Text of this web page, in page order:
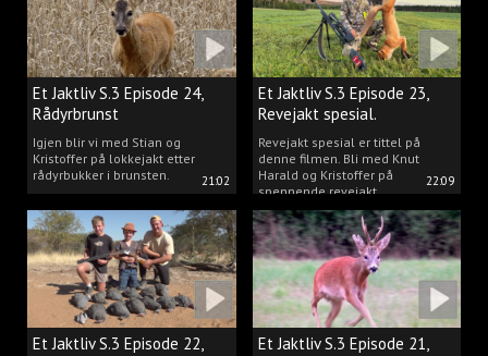
21:02
Et Jaktliv S.3 Episode 24,
Rådyrbrunst
Igjen blir vi med Stian og
Kristoffer på lokkejakt etter
rådyrbukker i brunsten.
22:09
Et Jaktliv S.3 Episode 23,
Revejakt spesial.
Revejakt spesial er tittel på
denne filmen. Bli med Knut
Harald og Kristoffer på
spennende revejakt.
Et Jaktliv S.3 Episode 22,
Et Jaktliv S.3 Episode 21,